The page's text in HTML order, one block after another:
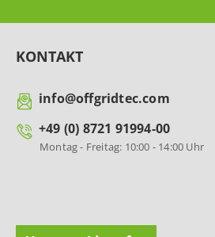
KONTAKT
info@offgridtec.com
+49 (0) 8721 91994-00
Montag - Freitag: 10:00 - 14:00 Uhr